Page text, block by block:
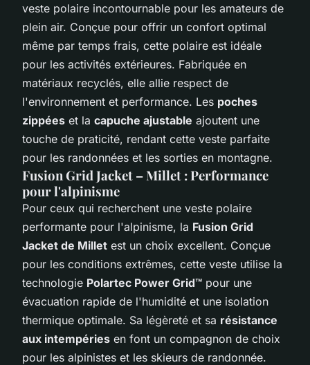
veste polaire incontournable pour les amateurs de
plein air. Conçue pour offrir un confort optimal
même par temps frais, cette polaire est idéale
pour les activités extérieures. Fabriquée en
matériaux recyclés, elle allie respect de
l'environnement et performance. Les poches
zippées et la capuche ajustable ajoutent une
touche de praticité, rendant cette veste parfaite
pour les randonnées et les sorties en montagne.
Fusion Grid Jacket – Millet : Performance
pour l'alpinisme
Pour ceux qui recherchent une veste polaire
performante pour l'alpinisme, la Fusion Grid
Jacket de Millet est un choix excellent. Conçue
pour les conditions extrêmes, cette veste utilise la
technologie Polartec Power Grid™ pour une
évacuation rapide de l'humidité et une isolation
thermique optimale. Sa légèreté et sa résistance
aux intempéries en font un compagnon de choix
pour les alpinistes et les skieurs de randonnée.